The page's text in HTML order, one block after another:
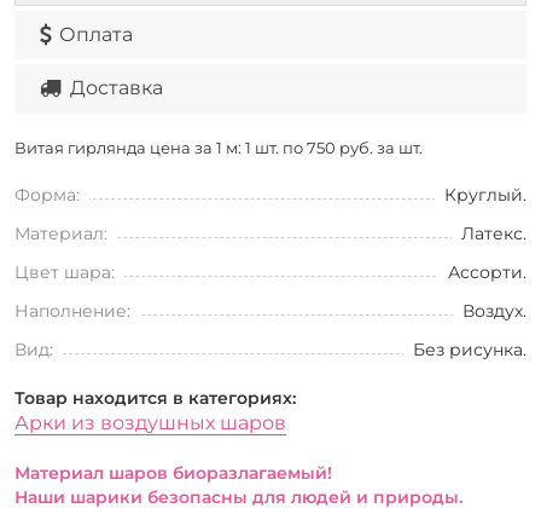
Оплата
Доставка
Витая гирлянда цена за 1 м: 1 шт. по 750 руб. за шт.
Форма:
Круглый.
Материал:
Латекс.
Цвет шара:
Ассорти.
Наполнение:
Воздух.
Вид:
Без рисунка.
Товар находится в категориях:
Арки из воздушных шаров
Материал шаров биоразлагаемый!
Наши шарики безопасны для людей и природы.